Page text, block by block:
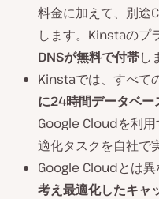
料金に加えて、別途
します。Kinstaのプ
DNSが無料で付帯し
Kinstaでは、すべて
に24時間データベー
Google Cloudを利
適化タスクを自社で
Google Cloudとは
考え最適化したキャ